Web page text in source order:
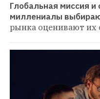
Глобальная миссия
миллениалы
рынка оценивают их